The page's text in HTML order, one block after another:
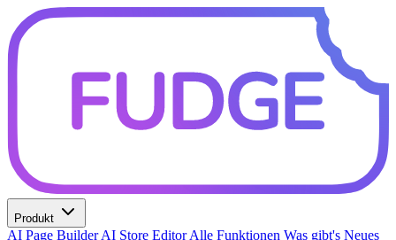
Produkt
AI Page BuilderAI Store EditorAlle Funktionen Was gibt's Neues